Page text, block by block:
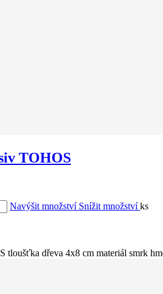
TOHOS
Navýšit množství Snížit množstvíks
tloušťka dřeva 4x8 cm materiál smrk